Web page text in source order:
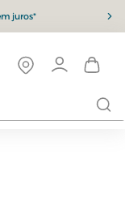
juros*